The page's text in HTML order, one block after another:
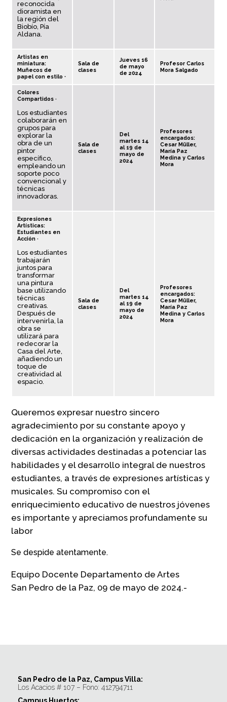
reconocida
dioramista en
la región del
Biobío, Pía
Aldana.
Artistas en
miniatura:
Muñecos de
papel con estilo ∙
Sala de
clases
Jueves 16
de mayo
de 2024
Profesor Carlos
Mora Salgado
Colores
Compartidos ·
Los estudiantes
colaborarán en
grupos para
explorar la
obra de un
pintor
específico,
empleando un
soporte poco
convencional y
técnicas
innovadoras.
Sala de
clases
Del
martes 14
al 19 de
mayo de
2024
Profesores
encargados:
Cesar Müller,
María Paz
Medina y Carlos
Mora
Expresiones
Artísticas:
Estudiantes en
Acción ·
Los estudiantes
trabajarán
juntos para
transformar
una pintura
base utilizando
técnicas
creativas.
Después de
intervenirla, la
obra se
utilizará para
redecorar la
Casa del Arte,
añadiendo un
toque de
creatividad al
espacio.
Sala de
clases
Del
martes 14
al 19 de
mayo de
2024
Profesores
encargados:
Cesar Müller,
María Paz
Medina y Carlos
Mora
Queremos expresar nuestro sincero
agradecimiento por su constante apoyo y
dedicación en la organización y realización de
diversas actividades destinadas a potenciar las
habilidades y el desarrollo integral de nuestros
estudiantes, a través de expresiones artísticas y
musicales. Su compromiso con el
enriquecimiento educativo de nuestros jóvenes
es importante y apreciamos profundamente su
labor
Se despide atentamente.
Equipo Docente Departamento de Artes
San Pedro de la Paz, 09 de mayo de 2024.-
San Pedro de la Paz, Campus Villa:
Los Acacios # 107 – Fono: 412794711